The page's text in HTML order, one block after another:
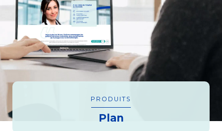
PRODUITS
Plan